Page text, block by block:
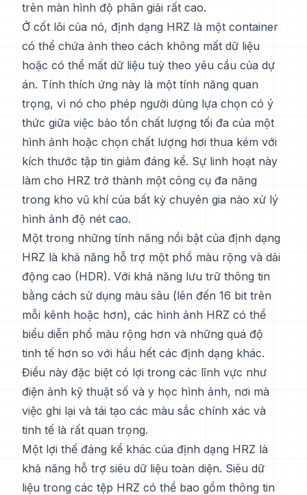
trên màn hình độ phân giải rất cao.
Ở cốt lõi của nó, định dạng HRZ là một container
có thể chứa ảnh theo cách không mất dữ liệu
hoặc có thể mất dữ liệu tuỳ theo yêu cầu của dự
án. Tính thích ứng này là một tính năng quan
trọng, vì nó cho phép người dùng lựa chọn có ý
thức giữa việc bảo tồn chất lượng tối đa của một
hình ảnh hoặc chọn chất lượng hơi thua kém với
kích thước tập tin giảm đáng kể. Sự linh hoạt này
làm cho HRZ trở thành một công cụ đa năng
trong kho vũ khí của bất kỳ chuyên gia nào xử lý
hình ảnh độ nét cao.
Một trong những tính năng nổi bật của định dạng
HRZ là khả năng hỗ trợ một phổ màu rộng và dải
động cao (HDR). Với khả năng lưu trữ thông tin
bằng cách sử dụng màu sâu (lên đến 16 bit trên
mỗi kênh hoặc hơn), các hình ảnh HRZ có thể
biểu diễn phổ màu rộng hơn và những quá độ
tinh tế hơn so với hầu hết các định dạng khác.
Điều này đặc biệt có lợi trong các lĩnh vực như
điện ảnh kỹ thuật số và y học hình ảnh, nơi mà
việc ghi lại và tái tạo các màu sắc chính xác và
tinh tế là rất quan trọng.
Một lợi thế đáng kể khác của định dạng HRZ là
khả năng hỗ trợ siêu dữ liệu toàn diện. Siêu dữ
liệu trong các tệp HRZ có thể bao gồm thông tin